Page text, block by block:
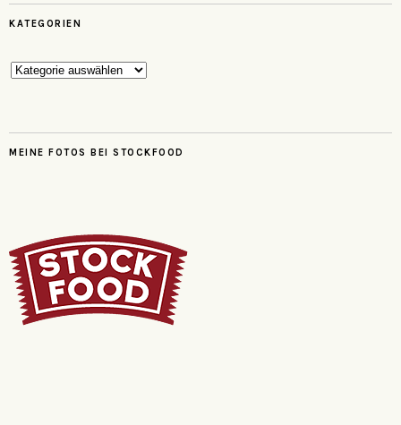
KATEGORIEN
Kategorien
MEINE FOTOS BEI STOCKFOOD